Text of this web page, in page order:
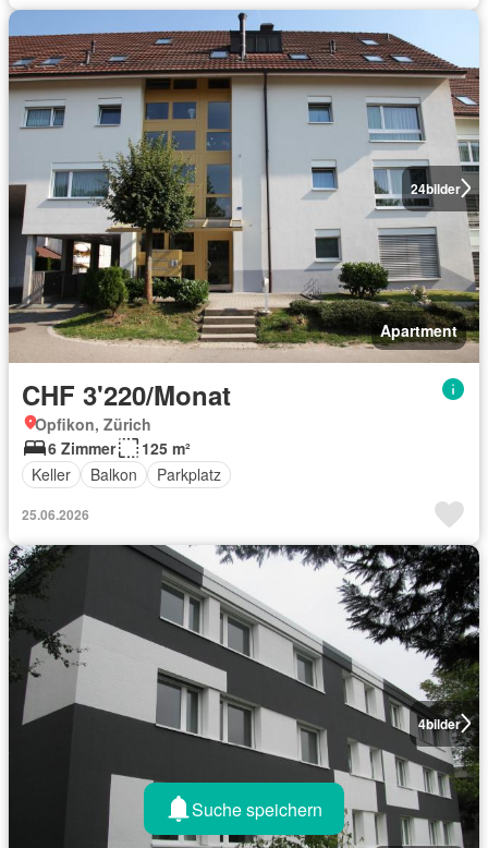
24bilder
Apartment
CHF 3'220/Monat
Opfikon, Zürich
6 Zimmer
125 m²
Keller
Balkon Parkplatz
25.06.2026
4bilder
Suche speichern